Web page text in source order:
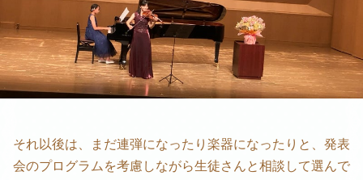
それ以後は、まだ連弾になったり楽器になったりと、発表
会のプログラムを考慮しながら生徒さんと相談して選んで